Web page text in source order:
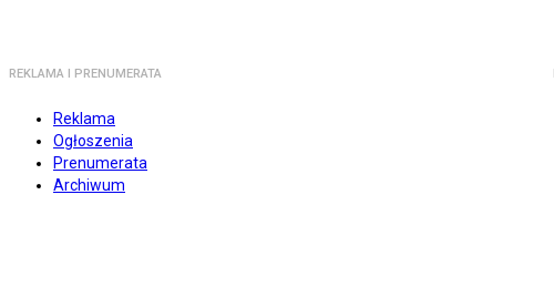
REKLAMA I PRENUMERATA
Reklama
Ogłoszenia
Prenumerata
Archiwum